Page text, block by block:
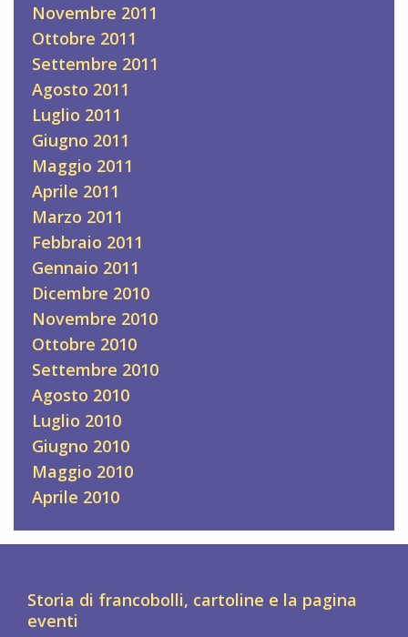
Novembre 2011
Ottobre 2011
Settembre 2011
Agosto 2011
Luglio 2011
Giugno 2011
Maggio 2011
Aprile 2011
Marzo 2011
Febbraio 2011
Gennaio 2011
Dicembre 2010
Novembre 2010
Ottobre 2010
Settembre 2010
Agosto 2010
Luglio 2010
Giugno 2010
Maggio 2010
Aprile 2010
Storia di francobolli, cartoline e la pagina
eventi